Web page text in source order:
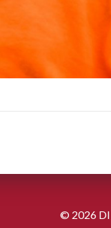
© 2026